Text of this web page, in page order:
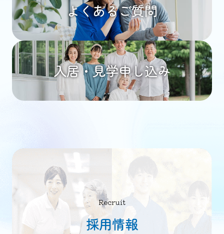
よくあるご質問
入居・見学申し込み
Recruit
採用情報